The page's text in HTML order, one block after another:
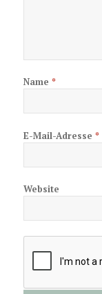
Name*
E-Mail-Adresse*
Website